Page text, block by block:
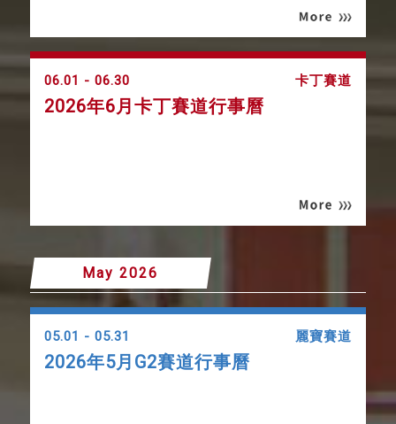
06.01 - 06.30 卡丁賽道
2026年6月卡丁賽道行事曆
May 2026
05.01 - 05.31 麗寶賽道
2026年5月G2賽道行事曆